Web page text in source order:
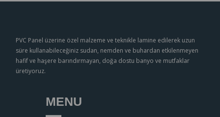
PVC Panel üzerine özel malzeme ve teknikle lamine edilerek uzun
süre kullanabileceğiniz sudan, nemden ve buhardan etkilenmeyen
hafif ve haşere barındırmayan, doğa dostu banyo ve mutfaklar
üretiyoruz.
MENU